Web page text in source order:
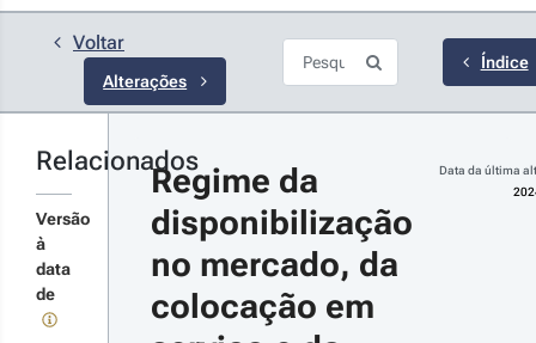
Voltar
Alterações
30/2024 -
a
legislação
à
rádio no
detalhes
12-28
Lei
Índice
Relacionados
Versão
à
data
de
Regime da
disponibilização
no mercado, da
colocação em
Data da última